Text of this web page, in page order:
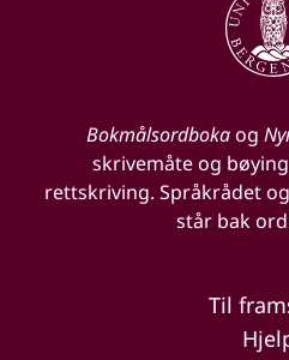
Bokmålsordbokaog
skrivemåte og
rettskriving. Språkrådet
står bak
Til